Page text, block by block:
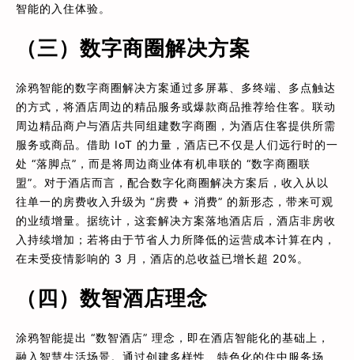
智能的入住体验。
（三）数字商圈解决方案
涂鸦智能的数字商圈解决方案通过多屏幕、多终端、多点触达
的方式，将酒店周边的精品服务或爆款商品推荐给住客。联动
周边精品商户与酒店共同组建数字商圈，为酒店住客提供所需
服务或商品。借助 IoT 的力量，酒店已不仅是人们远行时的一
处 “落脚点”，而是将周边商业体有机串联的 “数字商圈联
盟”。对于酒店而言，配合数字化商圈解决方案后，收入从以
往单一的房费收入升级为 “房费 + 消费” 的新形态，带来可观
的业绩增量。据统计，这套解决方案落地酒店后，酒店非房收
入持续增加；若将由于节省人力所降低的运营成本计算在内，
在未受疫情影响的 3 月，酒店的总收益已增长超 20%。
（四）数智酒店理念
涂鸦智能提出 “数智酒店” 理念，即在酒店智能化的基础上，
融入智慧生活场景。通过创建多样性、特色化的住中服务场